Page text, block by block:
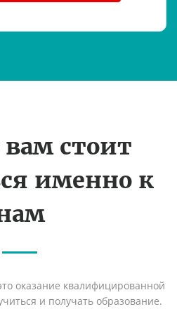
стоит
именно к
оказание квалифицированной
и получать образование.